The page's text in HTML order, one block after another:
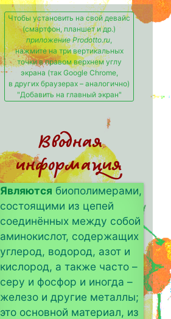
Чтобы установить на свой девайс
(смартфон, планшет и др.)
приложение Prodotto.ru
нажмите на три вертикальных
точки в правом верхнем углу
экрана (так Google Chrome,
в других браузерах – аналогично)
"Добавить на главный экран"
Вводная
информация
Являются биополимерами,
состоящими из цепей
соединённых между собой
аминокислот, содержащих
углерод, водород, азот и
кислород, а также часто –
серу и фосфор и иногда –
железо и другие металлы;
это основной материал, из